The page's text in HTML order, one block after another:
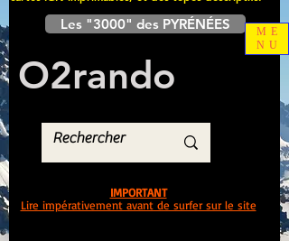
Les "3000" des PYRÉNÉES
O2rando
IMPORTANT
Lire impérativement avant de surfer sur le site
ME
NU